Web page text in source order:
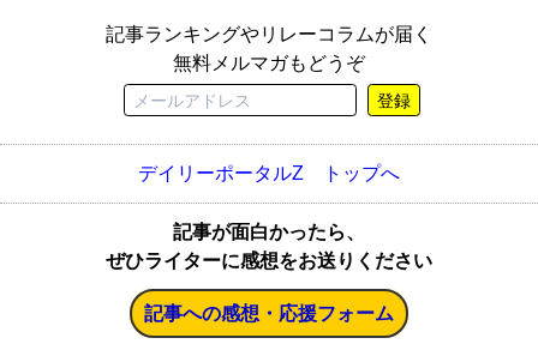
記事ランキングやリレーコラムが届く
無料メルマガもどうぞ
登録
デイリーポータルZ トップへ
記事が面白かったら、
ぜひライターに感想をお送りください
記事への感想・応援フォーム